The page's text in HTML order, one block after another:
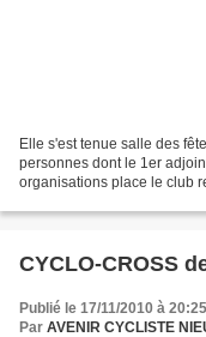
Elle s'est tenue salle des
personnes dont le 1er
organisations place le club
CYCLO-CROSS
Publié le 17/11/2010 à 20:25
Par AVENIR CYCLISTE